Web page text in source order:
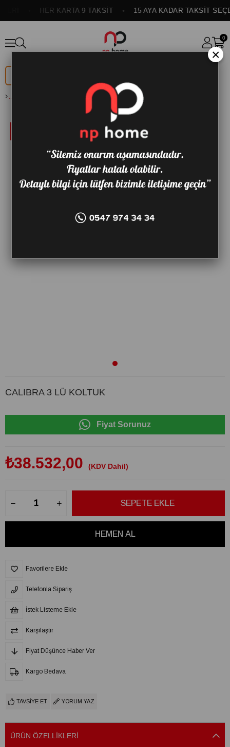
HER KARTA 9 TAKSİT 15 AYA KADAR TAKSİT
0
CALIBRA 3 LÜ KOLTUK
Fiyat Sorunuz
₺38.532,00 (KDV Dahil)
Favorilere Ekle
Telefonla Sipariş
İstek Listeme Ekle
Karşılaştır
Fiyat Düşünce Haber Ver
Kargo Bedava
TAVSIYE ET YORUM YAZ
ÜRÜN ÖZELLIKLERI
×